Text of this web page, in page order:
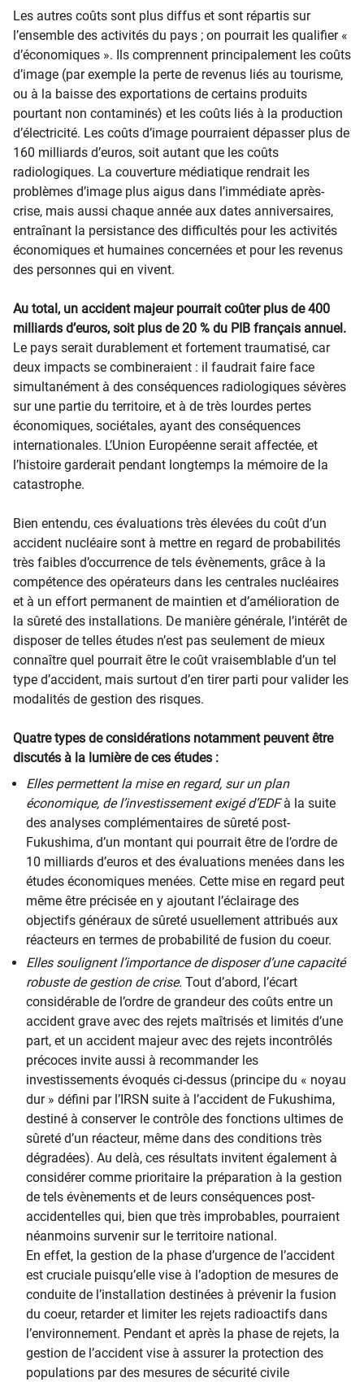
Les autres coûts sont plus diffus et sont répartis sur
l’ensemble des activités du pays ; on pourrait les qualifier «
d’économiques ». Ils comprennent principalement les coûts
d’image (par exemple la perte de revenus liés au tourisme,
ou à la baisse des exportations de certains produits
pourtant non contaminés) et les coûts liés à la production
d’électricité. Les coûts d’image pourraient dépasser plus de
160 milliards d’euros, soit autant que les coûts
radiologiques. La couverture médiatique rendrait les
problèmes d’image plus aigus dans l’immédiate après-
crise, mais aussi chaque année aux dates anniversaires,
entraînant la persistance des difficultés pour les activités
économiques et humaines concernées et pour les revenus
des personnes qui en vivent.
Au total, un accident majeur pourrait coûter plus de 400
milliards d’euros, soit plus de 20 % du PIB français annuel.
Le pays serait durablement et fortement traumatisé, car
deux impacts se combineraient : il faudrait faire face
simultanément à des conséquences radiologiques sévères
sur une partie du territoire, et à de très lourdes pertes
économiques, sociétales, ayant des conséquences
internationales. L’Union Européenne serait affectée, et
l’histoire garderait pendant longtemps la mémoire de la
catastrophe.
Bien entendu, ces évaluations très élevées du coût d’un
accident nucléaire sont à mettre en regard de probabilités
très faibles d’occurrence de tels évènements, grâce à la
compétence des opérateurs dans les centrales nucléaires
et à un effort permanent de maintien et d’amélioration de
la sûreté des installations. De manière générale, l’intérêt de
disposer de telles études n’est pas seulement de mieux
connaître quel pourrait être le coût vraisemblable d’un tel
type d’accident, mais surtout d’en tirer parti pour valider les
modalités de gestion des risques.
Quatre types de considérations notamment peuvent être
discutés à la lumière de ces études :
Elles permettent la mise en regard, sur un plan
économique, de l’investissement exigé d’EDFà la suite
des analyses complémentaires de sûreté post-
Fukushima, d’un montant qui pourrait être de l’ordre de
10 milliards d’euros et des évaluations menées dans les
études économiques menées. Cette mise en regard peut
même être précisée en y ajoutant l’éclairage des
objectifs généraux de sûreté usuellement attribués aux
réacteurs en termes de probabilité de fusion du coeur.
Elles soulignent l’importance de disposer d’une capacité
robuste de gestion de crise. Tout d’abord, l’écart
considérable de l’ordre de grandeur des coûts entre un
accident grave avec des rejets maîtrisés et limités d’une
part, et un accident majeur avec des rejets incontrôlés
précoces invite aussi à recommander les
investissements évoqués ci-dessus (principe du « noyau
dur » défini par l’IRSN suite à l’accident de Fukushima,
destiné à conserver le contrôle des fonctions ultimes de
sûreté d’un réacteur, même dans des conditions très
dégradées). Au delà, ces résultats invitent également à
considérer comme prioritaire la préparation à la gestion
de tels évènements et de leurs conséquences post-
accidentelles qui, bien que très improbables, pourraient
néanmoins survenir sur le territoire national.
En effet, la gestion de la phase d’urgence de l’accident
est cruciale puisqu’elle vise à l’adoption de mesures de
conduite de l’installation destinées à prévenir la fusion
du coeur, retarder et limiter les rejets radioactifs dans
l’environnement. Pendant et après la phase de rejets, la
gestion de l’accident vise à assurer la protection des
populations par des mesures de sécurité civile